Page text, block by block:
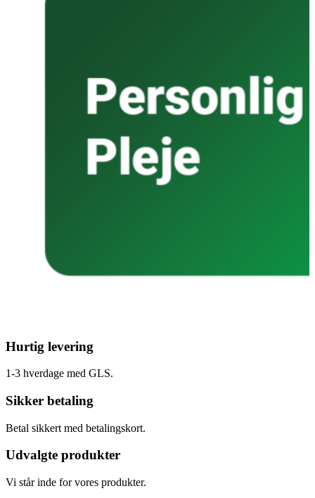
Hurtig levering
1-3 hverdage med GLS.
Sikker betaling
Betal sikkert med betalingskort.
Udvalgte produkter
Vi står inde for vores produkter.